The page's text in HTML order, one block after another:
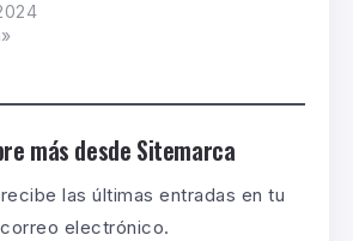
más desde Sitemarca
las últimas entradas en tu
correo electrónico.